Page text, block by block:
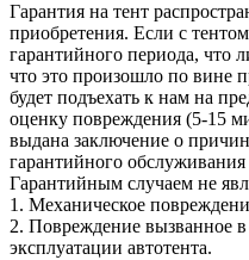
Гарантия на тент
приобретения. Если с
гарантийного периода, что
что это произошло по вине
будет подъехать к нам на
оценку повреждения (5-15
выдана заключение о
гарантийного
Гарантийным случаем не
1. Механическое
2. Повреждение вызванное
эксплуатации автотента.